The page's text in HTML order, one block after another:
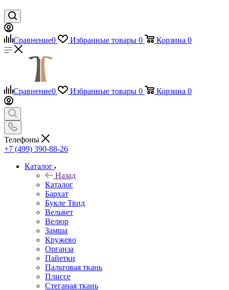
Сравнение0 Избранные товары 0 Корзина 0
Сравнение0 Избранные товары 0 Корзина 0
Телефоны
+7 (499) 390-88-26
Каталог
Назад
Каталог
Бархат
Букле Твид
Вельвет
Велюр
Замша
Кружево
Органза
Пайетки
Пальтовая ткань
Плиссе
Стеганая ткань